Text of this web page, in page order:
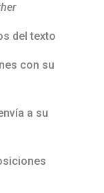
del texto
con su
a su